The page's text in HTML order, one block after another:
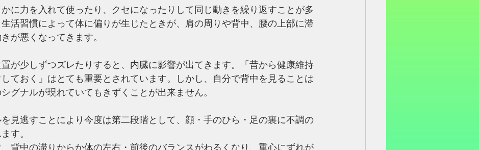
に力を入れて使ったり、クセになったりして同じ動きを繰り返すことが多
生活習慣によって体に偏りが生じたときが、肩の周りや背中、腰の上部に滞
が悪くなってきます。
が少しずつズレたりすると、内臓に影響が出てきます。「昔から健康維持
ておく」はとても重要とされています。しかし、自分で背中を見ることは
グナルが現れていてもきずくことが出来ません。
見逃すことにより今度は第二段階として、顔・手のひら・足の裏に不調の
す。
背中の滞りからか体の左右・前後のバランスがわるくなり、重心にずれが